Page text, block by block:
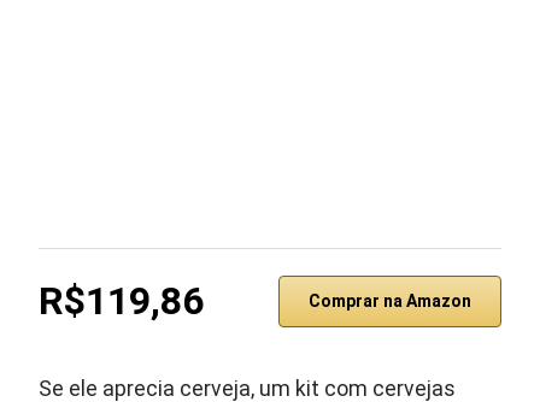
R$119,86 Comprar na Amazon
Se ele aprecia cerveja, um kit com cervejas